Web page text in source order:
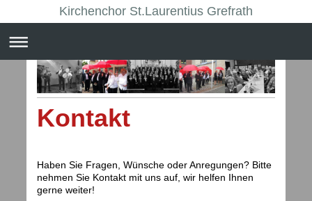
Kirchenchor St.Laurentius Grefrath
Kontakt
Haben Sie Fragen, Wünsche oder Anregungen? Bitte
nehmen Sie Kontakt mit uns auf, wir helfen Ihnen
gerne weiter!